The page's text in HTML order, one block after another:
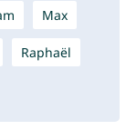
Max
Raphaël